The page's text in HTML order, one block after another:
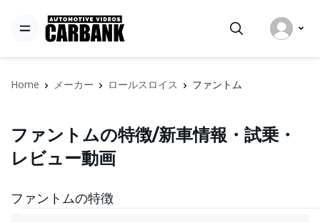
Home メーカー ロールスロイス ファントム
ファントムの特徴/新車情報・試乗・
レビュー動画
ファントムの特徴